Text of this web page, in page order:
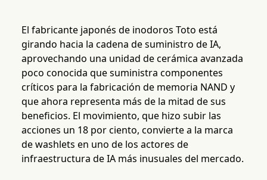
El fabricante japonés de inodoros Toto está
girando hacia la cadena de suministro de IA,
aprovechando una unidad de cerámica avanzada
poco conocida que suministra componentes
críticos para la fabricación de memoria NAND y
que ahora representa más de la mitad de sus
beneficios. El movimiento, que hizo subir las
acciones un 18 por ciento, convierte a la marca
de washlets en uno de los actores de
infraestructura de IA más inusuales del mercado.